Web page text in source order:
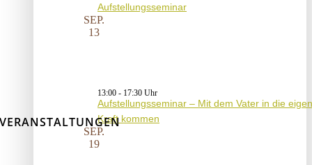
Aufstellungsseminar
SEP.
13
13:00 - 17:30
Aufstellungsseminar – Mit dem Vater in die
Kraft kommen
SEP.
19
VERANSTALTUNGEN